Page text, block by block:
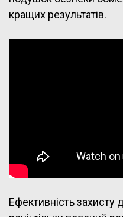
кращих результатів.
Ефективність захисту